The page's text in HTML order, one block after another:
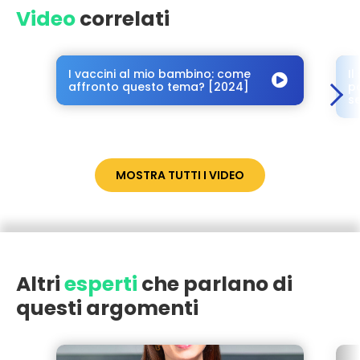
Videocorrelati
I vaccini al mio bambino: come
affronto questo tema? [2024]
MOSTRA TUTTI I VIDEO
Altriesperti che parlano di
questi argomenti